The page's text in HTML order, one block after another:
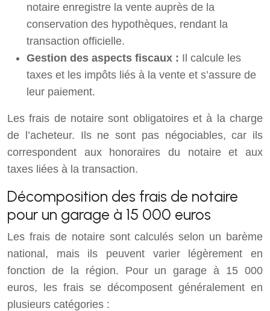
notaire enregistre la vente auprès de la
conservation des hypothèques, rendant la
transaction officielle.
Gestion des aspects fiscaux : Il calcule les
taxes et les impôts liés à la vente et s’assure de
leur paiement.
Les frais de notaire sont obligatoires et à la charge
de l’acheteur. Ils ne sont pas négociables, car ils
correspondent aux honoraires du notaire et aux
taxes liées à la transaction.
Décomposition des frais de notaire
pour un garage à 15 000 euros
Les frais de notaire sont calculés selon un barème
national, mais ils peuvent varier légèrement en
fonction de la région. Pour un garage à 15 000
euros, les frais se décomposent généralement en
plusieurs catégories :